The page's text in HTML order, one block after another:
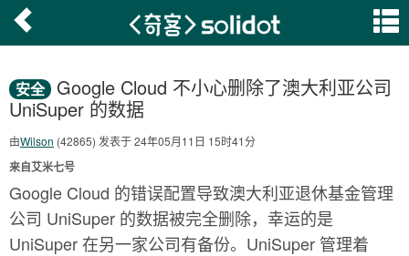
安全
Google Cloud 不小心删除了澳大利亚公司
UniSuper 的数据
由Wilson (42865) 发表于 24年05月11日 15时41分
来自艾米七号
Google Cloud 的错误配置导致澳大利亚退休基金管理
公司 UniSuper 的数据被完全删除，幸运的是
UniSuper 在另一家公司有备份。UniSuper 管理着